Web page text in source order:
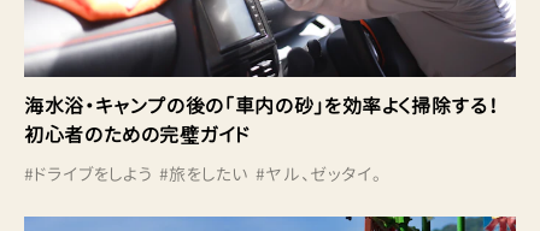
海水浴・キャンプの後の「車内の砂」を効率よく掃除する！
初心者のための完璧ガイド
#ドライブをしよう #旅をしたい #ヤル、ゼッタイ。